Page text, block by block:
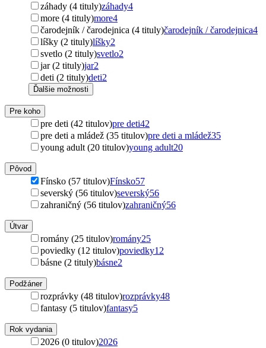
záhady (4 tituly)záhady4
more (4 tituly)more4
čarodejník / čarodejnica (4 tituly)čarodejník / čarodejnica4
líšky (2 tituly)líšky2
svetlo (2 tituly)svetlo2
jar (2 tituly)jar2
deti (2 tituly)deti2
Ďalšie možnosti
Pre koho
pre deti (42 titulov)pre deti42
pre deti a mládež (35 titulov)pre deti a mládež35
young adult (20 titulov)young adult20
Pôvod
Fínsko (57 titulov)Fínsko57
severský (56 titulov)severský56
zahraničný (56 titulov)zahraničný56
Útvar
romány (25 titulov)romány25
poviedky (12 titulov)poviedky12
básne (2 tituly)básne2
Podžáner
rozprávky (48 titulov)rozprávky48
fantasy (5 titulov)fantasy5
Rok vydania
2026 (0 titulov)2026